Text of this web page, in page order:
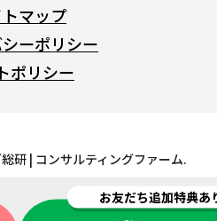
マップ
ーポリシー
ポリシー
研 | コンサルティングファーム.
お友だち追加特典あ